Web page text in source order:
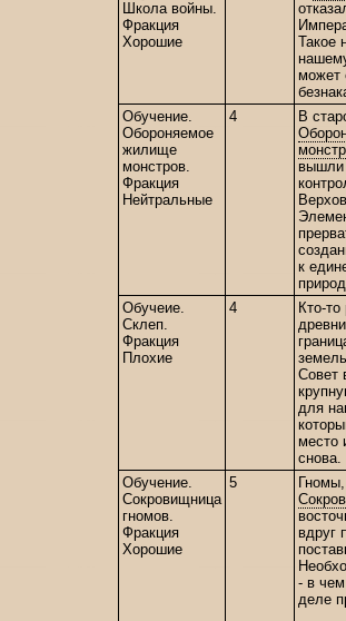
Школа войны.
Фракция
Хорошие
Такое
может
Обучение.
Обороняемое
жилище
монстров.
Фракция
Нейтральные
4
В
вышли
к
Обучеие.
Склеп.
Фракция
Плохие
4
Кто-
Совет
для
место
снова.
Обучение.
Сокровищница
гномов.
Фракция
Хорошие
5
вдруг
- в
деле